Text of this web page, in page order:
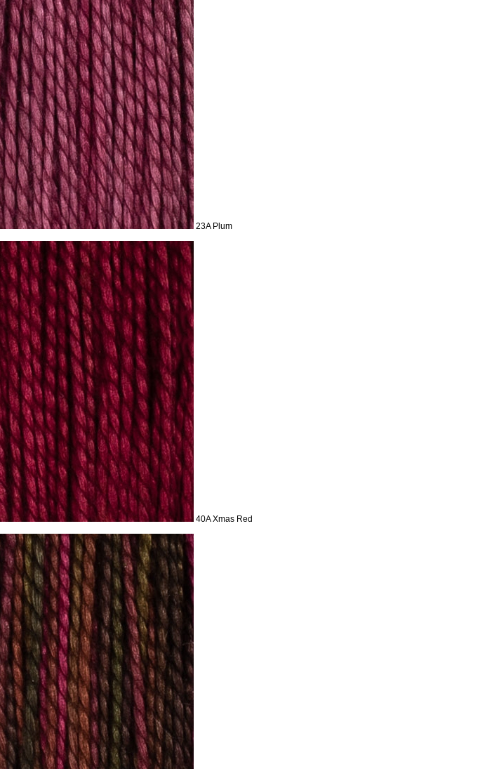
23A Plum
40A Xmas Red